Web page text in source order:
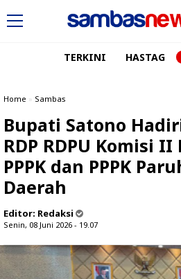
TERKINI HASTAG
Home » Sambas
Bupati Satono
RDP RDPU Komisi II
PPPK dan PPPK
Daerah
Editor: Redaksi
Senin, 08 Juni 2026 - 19.07